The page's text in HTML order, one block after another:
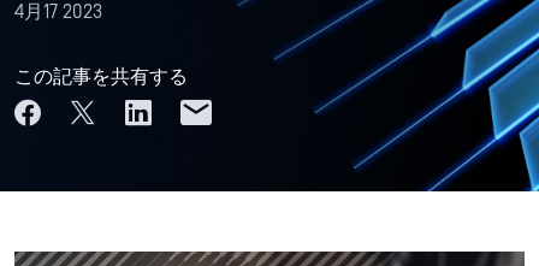
4月17 2023
この記事を共有する